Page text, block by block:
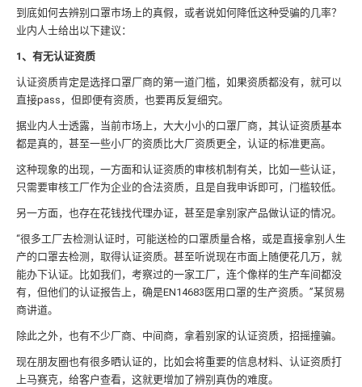
到底如何去辨别口罩市场上的真假，或者说如何降低这种受骗的几率？
业内人士给出以下建议：
1、有无认证资质
认证资质肯定是选择口罩厂商的第一道门槛，如果资质都没有，就可以
直接pass，但即便有资质，也要再反复细究。
据业内人士透露，当前市场上，大大小小的口罩厂商，其认证资质基本
都是真的，甚至一些小厂的资质比大厂资质更全，认证的标准更高。
这种现象的出现，一方面和认证资质的审核机制有关，比如一些认证，
只需要审核工厂作为企业的合法资质，且是自我申诉即可，门槛较低。
另一方面，也存在花钱找代理办证，甚至是拿别家产品做认证的情况。
“很多工厂去检测认证时，可能送检的口罩质量合格，或是直接拿别人生
产的口罩去检测，取得认证资质。甚至听说现在市面上随便花几万，就
能办下认证。比如我们，考察过的一家工厂，连个像样的生产车间都没
有，但他们的认证报告上，确是EN14683医用口罩的生产资质。”某贸易
商讲道。
除此之外，也有不少厂商、中间商，拿着别家的认证资质，招摇撞骗。
现在朋友圈也有很多晒认证的，比如会将重要的信息材料、认证资质打
上马赛克，给客户查看，这就更增加了辨别真伪的难度。